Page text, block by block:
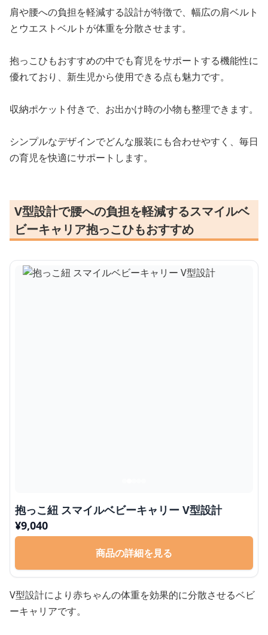
肩や腰への負担を軽減する設計が特徴で、幅広の肩ベルト
とウエストベルトが体重を分散させます。
抱っこひもおすすめの中でも育児をサポートする機能性に
優れており、新生児から使用できる点も魅力です。
収納ポケット付きで、お出かけ時の小物も整理できます。
シンプルなデザインでどんな服装にも合わせやすく、毎日
の育児を快適にサポートします。
V型設計で腰への負担を軽減するスマイルベ
ビーキャリア抱っこひもおすすめ
抱っこ紐 スマイルベビーキャリー V型設計
¥9,040
商品の詳細を見る
V型設計により赤ちゃんの体重を効果的に分散させるベビ
ーキャリアです。